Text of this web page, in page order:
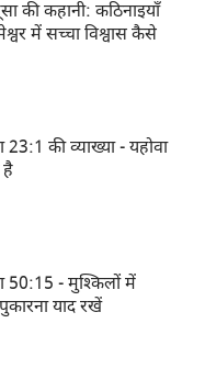
की कहानी: कठिनाइयाँ
में सच्चा विश्वास कैसे
की व्याख्या - यहोवा
है
50:15 - मुश्किलों में
याद रखें